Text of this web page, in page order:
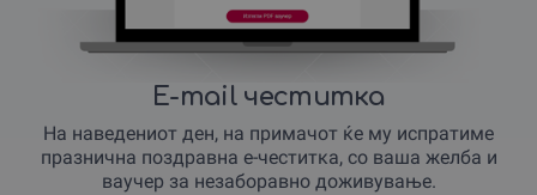
E-mail честитка
На наведениот ден, на примачот ќе му испратиме
празнична поздравна е-честитка, со ваша желба и
ваучер за незаборавно доживување.